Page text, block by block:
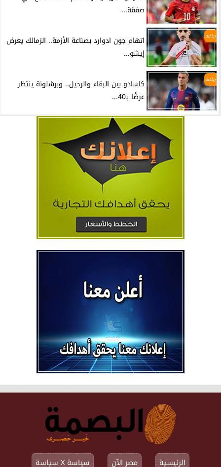
صفقة...
رياضة
اتهام جون ادوارد بصناعة الأزمة.. الزمالك يعرض
إيشو...
رياضة
كاسادو بين البقاء والرحيل.. وبرشلونة ينتظر
عرضًا بـ40...
الرئيسية مصر الآن سياسة X سياسة